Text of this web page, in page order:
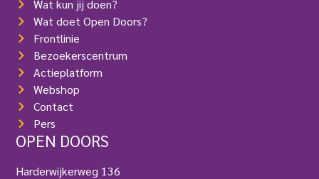
Wat kun jij doen?
Wat doet Open Doors?
Frontlinie
Bezoekerscentrum
Actieplatform
Webshop
Contact
Pers
OPEN DOORS
Harderwijkerweg 136